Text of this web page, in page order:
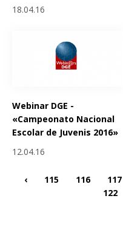
18.04.16
Webinar DGE -
«Campeonato Nacional
Escolar de Juvenis 2016»
12.04.16
‹ 115 116 117
122